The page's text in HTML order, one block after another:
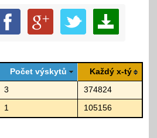
Počet výskytů Každý x-tý
3 374824
1 105156